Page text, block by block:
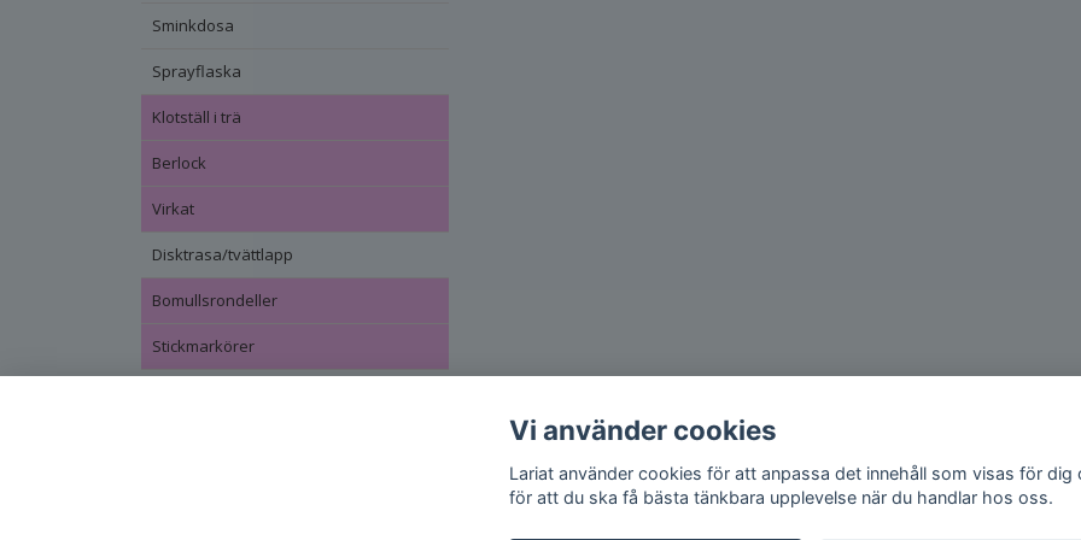
Sminkdosa
Sprayflaska
Klotställ i trä
Berlock
Virkat
Disktrasa/tvättlapp
Bomullsrondeller
Stickmarkörer
Vi använder cookies
Lariat använder cookies för att anpassa det innehåll som visas för dig
för att du ska få bästa tänkbara upplevelse när du handlar hos oss.